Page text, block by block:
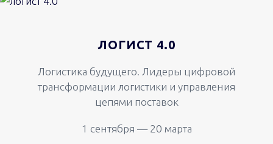
ЛОГИСТ 4.0
Логистика будущего. Лидеры цифровой
трансформации логистики и управления
цепями поставок
1 сентября — 20 марта